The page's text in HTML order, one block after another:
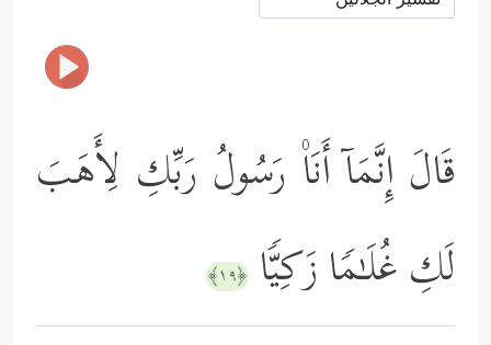
قَالَ إِنَّمَاۤ أَنَا۠ رَسُولُ رَبِّكِ لِأَهَبَ
لَكِ غُلَـٰمࣰا زَكِیࣰّا ﴿١٩﴾